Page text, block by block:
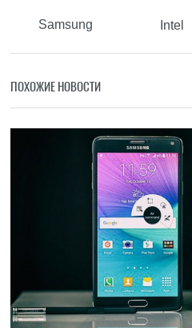
Samsung Intel
ПОХОЖИЕ НОВОСТИ